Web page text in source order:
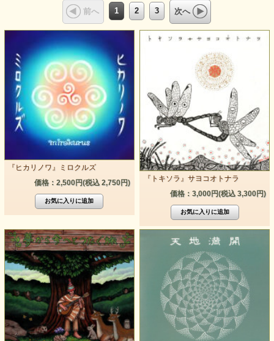
前へ 1 2 3 次へ
『ヒカリノワ』ミロクルズ
価格：2,500円(税込 2,750円)
『トキソラ』サヨコオトナラ
価格：3,000円(税込 3,300円)